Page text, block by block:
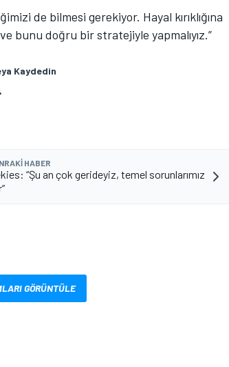
de bilmesi gerekiyor. Hayal kırıklığına
bunu doğru bir stratejiyle yapmalıyız.”
Kaydedin
HABER
“Şu an çok gerideyiz, temel sorunlarımız
GÖRÜNTÜLE